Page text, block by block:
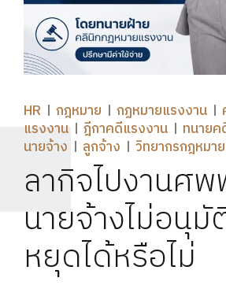
HR กฎหมาย กฏหมายแรงงาน
แรงงาน
ฎีกาคดีแรงงาน
ทนาย
นายจ้าง
ลูกจ้าง วิทยากรกฎหมา
ลากิจไปงานศ
นายจ้างไม่อนุมั
หยุดได้หรือไม่